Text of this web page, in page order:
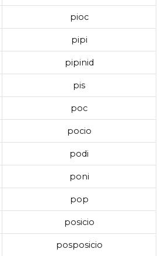
pioc
pipi
pipinid
pis
poc
pocio
podi
poni
pop
posicio
posposicio